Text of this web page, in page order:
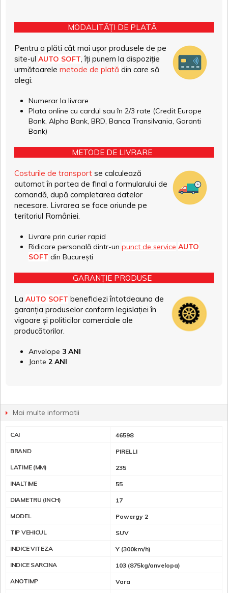
MODALITĂȚI DE PLATĂ
Pentru a plăti cât mai ușor produsele de pe
site-ul AUTO SOFT , îți punem la dispoziție
următoarele metode de plată din care să
alegi:
Numerar la livrare
Plata online cu cardul sau în 2/3 rate (Credit Europe
Bank, Alpha Bank, BRD, Banca Transilvania, Garanti
Bank)
METODE DE LIVRARE
Costurile de transport se calculează
automat în partea de final a formularului de
comandă, după completarea datelor
necesare. Livrarea se face oriunde pe
teritoriul României.
Livrare prin curier rapid
Ridicare personală dintr-un punct de service AUTO
SOFT din București
GARANȚIE PRODUSE
La AUTO SOFT beneficiezi întotdeauna de
garanția produselor conform legislației în
vigoare și politicilor comerciale ale
producătorilor.
Anvelope 3 ANI
Jante 2 ANI
Mai multe informatii
CAI 46598
BRAND PIRELLI
LATIME (MM) 235
INALTIME 55
DIAMETRU (INCH) 17
MODEL Powergy 2
TIP VEHICUL SUV
INDICE VITEZA Y (300km/h)
INDICE SARCINA 103 (875kg/anvelopa)
ANOTIMP Vara